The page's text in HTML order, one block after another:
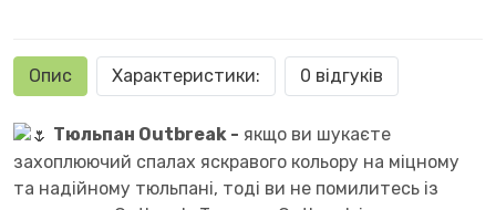
Опис Характеристики: 0 відгуків
Тюльпан Outbreak - якщо ви шукаєте
захоплюючий спалах яскравого кольору на міцному
та надійному тюльпані, тоді ви не помилитесь із